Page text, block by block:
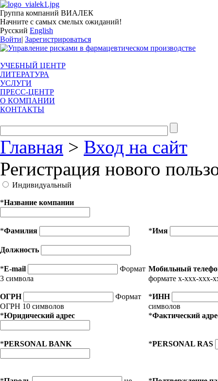
Группа компаний ВИАЛЕК
Начните с самых смелых ожиданий!
Русский English
Войти| Зарегистрироваться
УЧЕБНЫЙ ЦЕНТР
ЛИТЕРАТУРА
УСЛУГИ
ПРЕСС-ЦЕНТР
О КОМПАНИИ
КОНТАКТЫ
Главная > Вход на сайт
Регистрация нового
Индивидуальный
*Название компании
*Фамилия *Имя
Должность
*E-mail
Формат
3 символа
Мобильный
формате x-xxx-xxx-
ОГРН
Формат
ОГРН 10 символов
*ИНН
символов
*Юридический адрес *Фактический
*PERSONAL BANK *PERSONAL RAS